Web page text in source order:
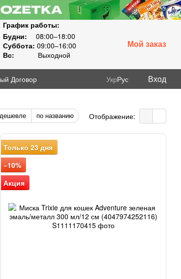
График работы:
Будни:
08:00–18:00
Суббота: 09:00–16:00
Вс:
Выходной
Мой заказ
Договор УкрРус Вход
по названию Отображение:
Только 23 дня
−10%
Акция